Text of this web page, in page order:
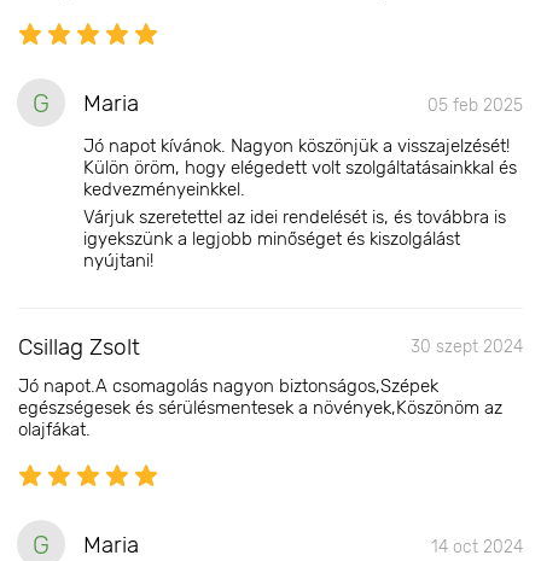
G Maria 05 feb 2025
Jó napot kívánok. Nagyon köszönjük a visszajelzését!
Külön öröm, hogy elégedett volt szolgáltatásainkkal és
kedvezményeinkkel.
Várjuk szeretettel az idei rendelését is, és továbbra is
igyekszünk a legjobb minőséget és kiszolgálást
nyújtani!
Csillag Zsolt 30 szept 2024
Jó napot.A csomagolás nagyon biztonságos,Szépek
egészségesek és sérülésmentesek a növények,Köszönöm az
olajfákat.
G Maria 14 oct 2024